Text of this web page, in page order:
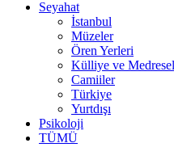
Seyahat
İstanbul
Müzeler
Ören Yerleri
Külliye ve
Camiiler
Türkiye
Yurtdışı
Psikoloji
TÜMÜ